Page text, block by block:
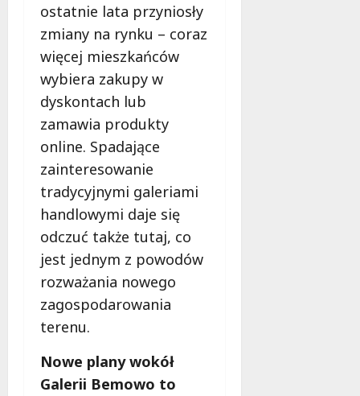
ostatnie lata przyniosły
zmiany na rynku – coraz
więcej mieszkańców
wybiera zakupy w
dyskontach lub
zamawia produkty
online. Spadające
zainteresowanie
tradycyjnymi galeriami
handlowymi daje się
odczuć także tutaj, co
jest jednym z powodów
rozważania nowego
zagospodarowania
terenu.
Nowe plany wokół
Galerii Bemowo to